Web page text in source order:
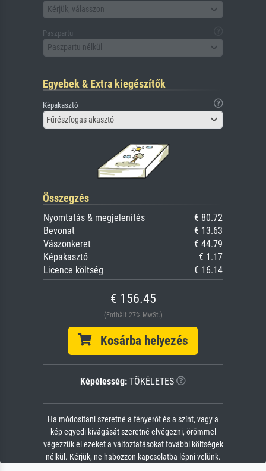
Kérjük, válasszon
Paszpartu
Paszpartu nélkül
Egyebek & Extra kiegészítők
Képakasztó
Fűrészfogas akasztó
Összegzés
Nyomtatás & megjelenítés
€ 80.72
Bevonat
€ 13.63
Vászonkeret
€ 44.79
Képakasztó
€ 1.17
Licence költség
€ 16.14
€ 156.45
(Enthält 27% MwSt.)
Kosárba helyezés
Képélesség: TÖKÉLETES
Ha módosítani szeretné a fényerőt és a színt, vagy a
kép egyedi kivágását szeretné elvégezni, örömmel
végezzük el ezeket a változtatásokat további költségek
nélkül. Kérjük, ne habozzon kapcsolatba lépni velünk.